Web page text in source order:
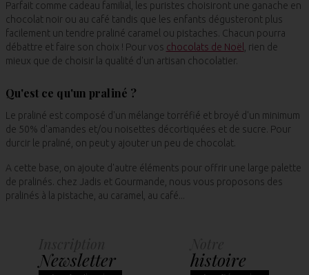
Parfait comme cadeau familial, les puristes choisiront une ganache en
chocolat noir ou au café tandis que les enfants dégusteront plus
facilement un tendre praliné caramel ou pistaches. Chacun pourra
débattre et faire son choix ! Pour vos chocolats de Noël, rien de
mieux que de choisir la qualité d'un artisan chocolatier.
Qu'est ce qu'un praliné ?
Le praliné est composé d'un mélange torréfié et broyé d'un minimum
de 50% d'amandes et/ou noisettes décortiquées et de sucre. Pour
durcir le praliné, on peut y ajouter un peu de chocolat.
A cette base, on ajoute d'autre éléments pour offrir une large palette
de pralinés. chez Jadis et Gourmande, nous vous proposons des
pralinés à la pistache, au caramel, au café...
Newsletter histoire